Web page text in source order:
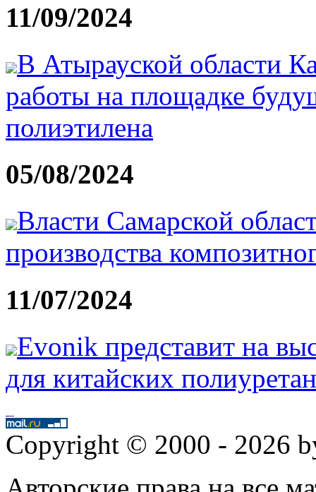
11/09/2024
В Атырауской области
работы на площадке
полиэтилена
05/08/2024
Власти Самарской
производства
11/07/2024
Evonik представит на
для китайских
Copyright © 2000 - 2026